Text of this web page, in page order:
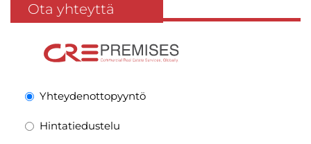
Ota yhteyttä
Yhteydenottopyyntö
Hintatiedustelu